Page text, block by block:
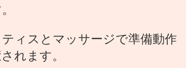
ティスとマッサージで準備動作
れます。